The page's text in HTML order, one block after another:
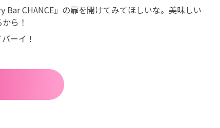
CHANCE』の扉を開けてみてほしいな。美味しい
ら！
ーイ！